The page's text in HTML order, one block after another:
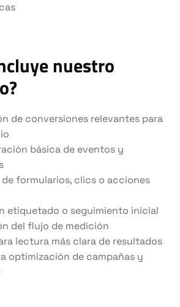
nuestro
de conversiones relevantes para
básica de eventos y
de formularios, clics o acciones
etiquetado o seguimiento inicial
del flujo de medición
lectura más clara de resultados
optimización de campañas y